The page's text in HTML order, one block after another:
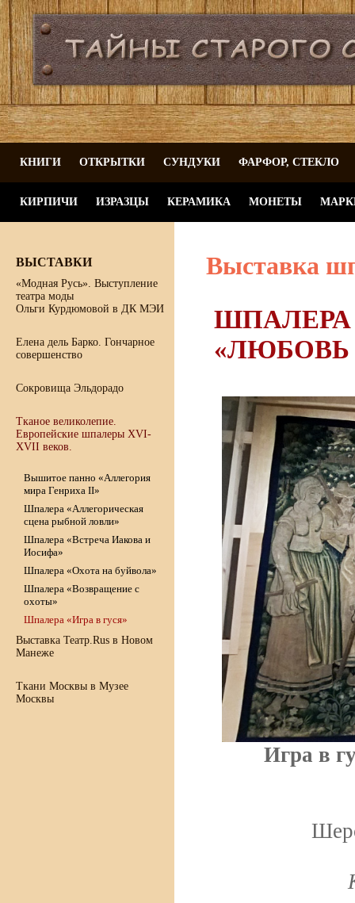
КНИГИ ОТКРЫТКИ СУНДУКИ ФАРФОР, СТЕКЛО
КИРПИЧИ ИЗРАЗЦЫ КЕРАМИКА МОНЕТЫ
ВЫСТАВКИ
«Модная Русь». Выступление
театра моды
Ольги Курдюмовой в ДК МЭИ
Елена дель Барко. Гончарное
совершенство
Сокровища Эльдорадо
Тканое великолепие.
Европейские шпалеры XVI-
XVII веков.
Вышитое панно «Аллегория
мира Генриха II»
Шпалера «Аллегорическая
сцена рыбной ловли»
Шпалера «Встреча Иакова и
Иосифа»
Шпалера «Охота на буйвола»
Шпалера «Возвращение с
охоты»
Шпалера «Игра в гуся»
Выставка Театр.Rus в Новом
Манеже
Ткани Москвы в Музее
Москвы
Выставка
ШПАЛЕРА
«ЛЮБОВЬ
Игра в